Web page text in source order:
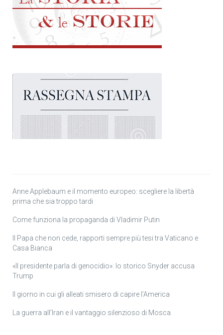
Anne Applebaum e il momento europeo: scegliere la libertà
prima che sia troppo tardi
Come funziona la propaganda di Vladimir Putin
Il Papa che non cede, rapporti sempre più tesi tra Vaticano e
Casa Bianca
«Il presidente parla di genocidio»: lo storico Snyder accusa
Trump
Il giorno in cui gli alleati smisero di capire l’America
La guerra all’Iran e il vantaggio silenzioso di Mosca